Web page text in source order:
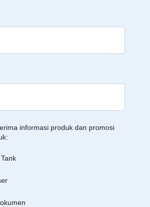
informasi produk dan promosi